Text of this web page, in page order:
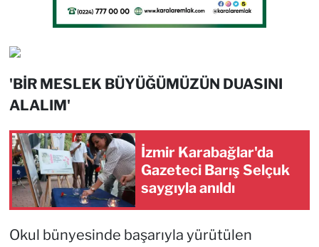
'BİR MESLEK BÜYÜĞÜMÜZÜN DUASINI
ALALIM'
İzmir Karabağlar'da
Gazeteci Barış Selçuk
saygıyla anıldı
Okul bünyesinde başarıyla yürütülen